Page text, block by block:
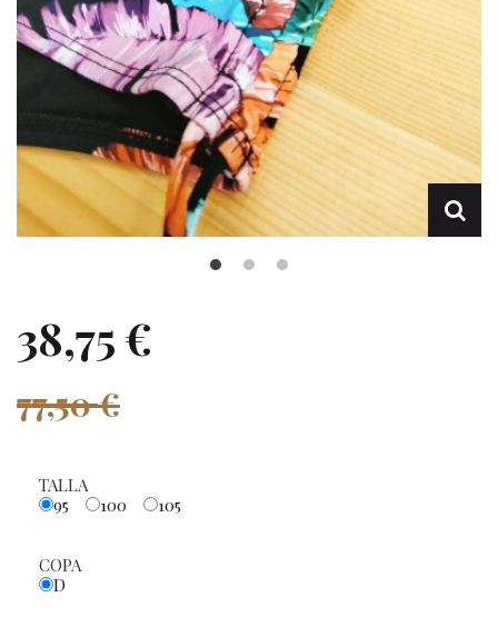
Outlet
38,75 €
77,50 €
TALLA
95
100 105
COPA
D